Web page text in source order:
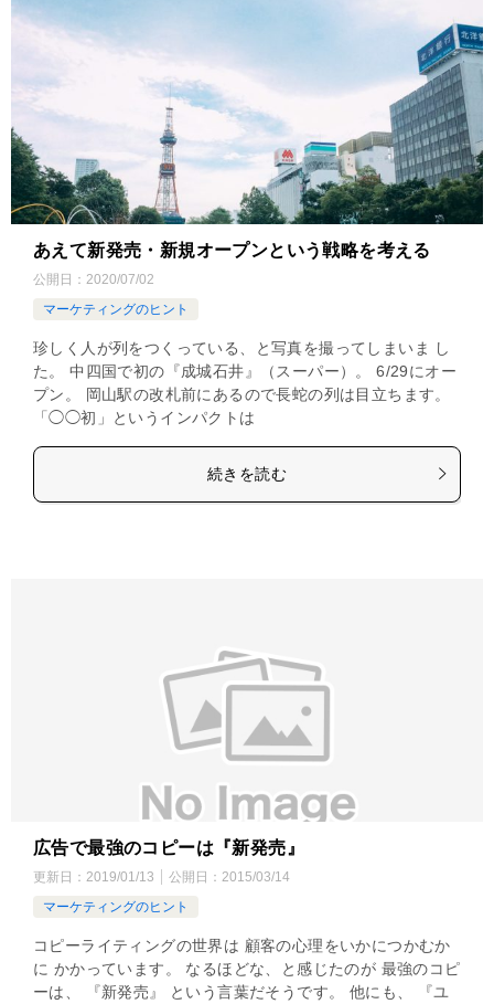
あえて新発売・新規オープンという戦略を考える
公開日： 2020/07/02
マーケティングのヒント
珍しく人が列をつくっている、と写真を撮ってしまいま し
た。 中四国で初の『成城石井』（スーパー）。 6/29にオー
プン。 岡山駅の改札前にあるので長蛇の列は目立ちます。
「◯◯初」というインパクトは
続きを読む
広告で最強のコピーは『新発売』
更新日： 2019/01/13 公開日： 2015/03/14
マーケティングのヒント
コピーライティングの世界は 顧客の心理をいかにつかむか
に かかっています。 なるほどな、と感じたのが 最強のコピ
ーは、 『新発売』 という言葉だそうです。 他にも、 『ユ